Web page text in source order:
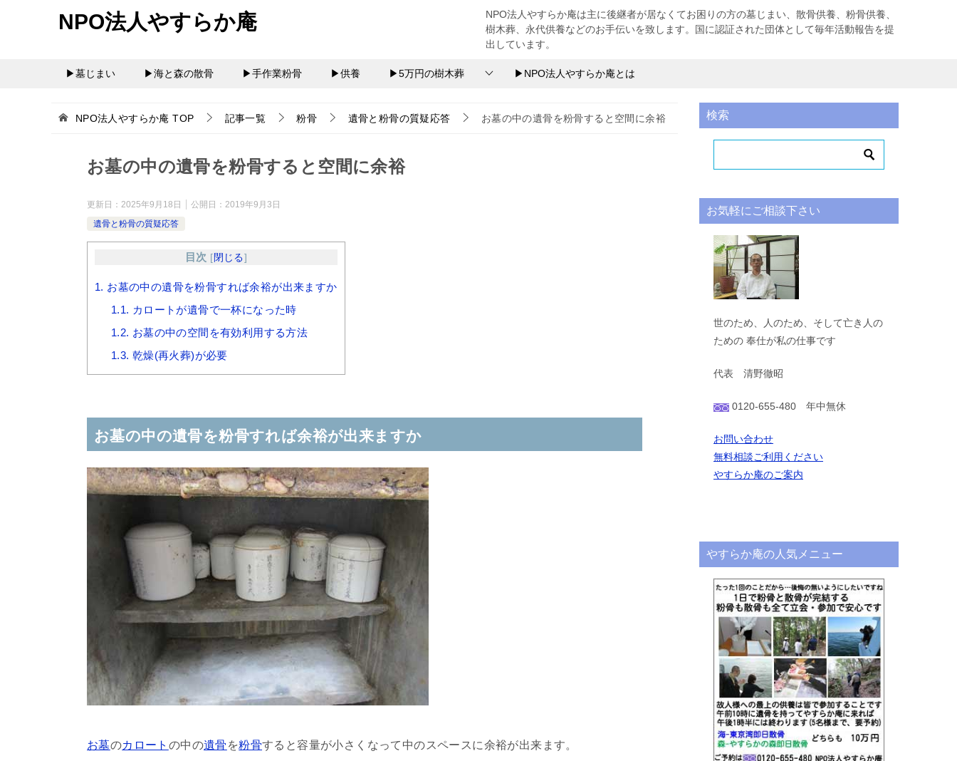
NPO法人やすらか庵
NPO法人やすらか庵は主に後継者が居なくてお困りの方の墓じまい、散骨供養、粉骨供養、
樹木葬、永代供養などのお手伝いを致します。国に認証された団体として毎年活動報告を提
出しています。
▶墓じまい ▶海と森の散骨 ▶手作業粉骨 ▶供養 ▶5万円の樹木葬 ▶NPO法人やすらか庵とは
NPO法人やすらか庵 TOP 記事一覧 粉骨 遺骨と粉骨の質疑応答 お墓の中の遺骨を粉骨すると空間に余裕
お墓の中の遺骨を粉骨すると空間に余裕
更新日： 2025年9月18日 公開日： 2019年9月3日
遺骨と粉骨の質疑応答
目次 [閉じる]
1. お墓の中の遺骨を粉骨すれば余裕が出来ますか
1.1. カロートが遺骨で一杯になった時
1.2. お墓の中の空間を有効利用する方法
1.3. 乾燥(再火葬)が必要
お墓の中の遺骨を粉骨すれば余裕が出来ますか
お墓のカロート の中の遺骨 を粉骨すると容量が小さくなって中のスペースに余裕が出来ます。
検索
お気軽にご相談下さい
世のため、人のため、そして亡き人の
ための 奉仕が私の仕事です
代表 清野徹昭
0120-655-480 年中無休
お問い合わせ
無料相談ご利用ください
やすらか庵のご案内
やすらか庵の人気メニュー